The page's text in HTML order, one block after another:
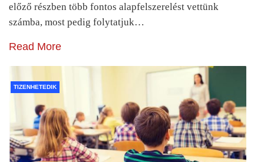
előző részben több fontos alapfelszerelést vettünk
számba, most pedig folytatjuk…
Read More
TIZENHETEDIK